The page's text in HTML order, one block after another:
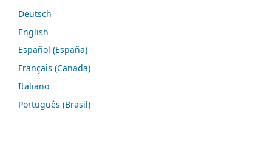
Deutsch
English
Español (España)
Français (Canada)
Italiano
Português (Brasil)